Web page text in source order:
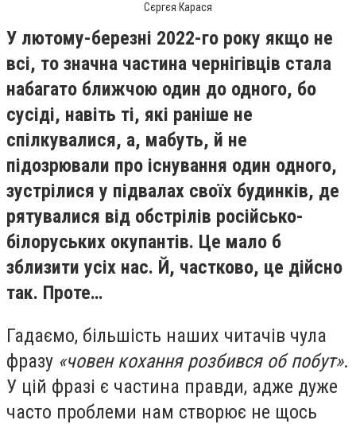
Сєргєя Карася
У лютому-березні 2022-го року якщо не
всі, то значна частина чернігівців стала
набагато ближчою один до одного, бо
сусіді, навіть ті, які раніше не
спілкувалися, а, мабуть, й не
підозрювали про існування один одного,
зустрілися у підвалах своїх будинків, де
рятувалися від обстрілів російсько-
білоруських окупантів. Це мало б
зблизити усіх нас. Й, частково, це дійсно
так. Проте…
Гадаємо, більшість наших читачів чула
фразу «човен кохання розбився об побут».
У цій фразі є частина правди, адже дуже
часто проблеми нам створює не щось